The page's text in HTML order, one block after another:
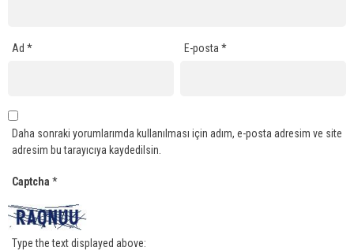
Ad * E-posta*
Daha sonraki yorumlarımda kullanılması için adım, e-posta adresim ve site
adresim bu tarayıcıya kaydedilsin.
Captcha *
Type the text displayed above: